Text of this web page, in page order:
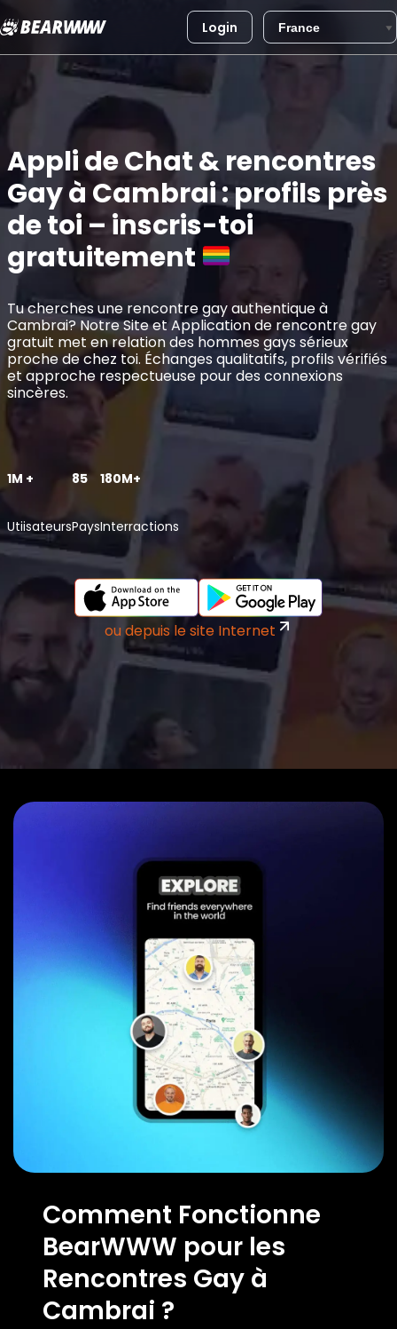
Aller
Login
Appli de Chat & rencontres
Gay à Cambrai : profils près
de toi – inscris-toi
gratuitement
Tu cherches une rencontre gay authentique à
Cambrai? Notre Site et Application de rencontre gay
gratuit met en relation des hommes gays sérieux
proche de chez toi. Échanges qualitatifs, profils vérifiés
et approche respectueuse pour des connexions
sincères.
1M +
Utiisateurs
85
Pays
180M+
Interractions
ou depuis le site Internet
Comment Fonctionne
BearWWW pour les
Rencontres Gay à
Cambrai ?